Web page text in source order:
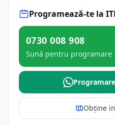
Programează-te la
0730 008 908
Sună pentru programare
Obține